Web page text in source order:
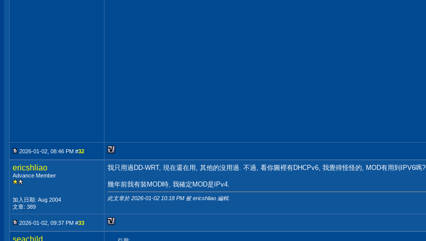
2026-01-02, 08:46 PM #32
ericshliao
Advance Member
加入日期: Aug 2004
文章: 389
我只用過DD-WRT, 現在還在用, 其他的沒用過. 不過, 看你圖裡有DHCPv6, 我覺得怪怪的, MOD有用到IPV6嗎?
幾年前我有裝MOD時, 我確定MOD是IPv4.
此文章於 2026-01-02 10:18 PM 被 ericshliao 編輯.
2026-01-02, 09:37 PM #33
seachild